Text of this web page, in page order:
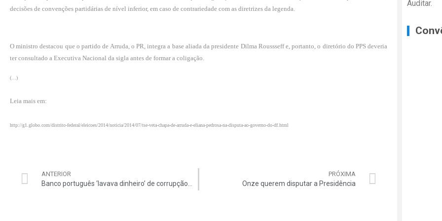
decisões de convenções partidárias de nível inferior, em caso de contrariedade com as diretrizes da legenda.
O ministro destacou que o partido de Arruda, o PR, integra a base aliada da presidente Dilma Roussseff e, portanto, o diretório do PPS deveria
ter consultado a Executiva Nacional da sigla antes de formar a coligação.
(…)
Leia mais em:
http://g1.globo.com/distrito-federal/eleicoes/2014/noticia/2014/07/tse-veta-chapa-de-arruda-e-eliana-pedrosa-na-disputa-ao-governo-do-df.html
ANTERIOR PRÓXIMA
Onze querem disputar a Presidência
Auditar.